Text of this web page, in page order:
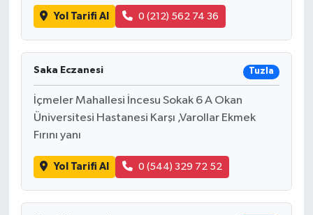
Yol Tarifi Al 0 (212) 562 74 36
Saka Eczanesi Tuzla
İçmeler Mahallesi İncesu Sokak 6 A Okan
Üniversitesi Hastanesi Karşı ,Varollar Ekmek
Fırını yanı
Yol Tarifi Al 0 (544) 329 72 52